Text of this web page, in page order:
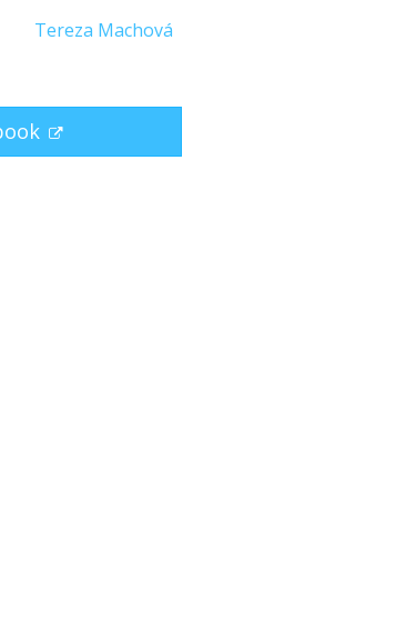
Tereza Machová